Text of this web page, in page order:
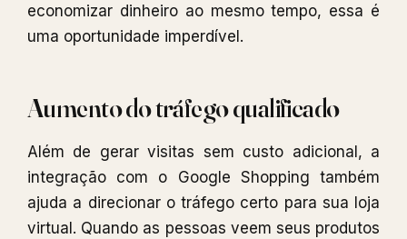
economizar dinheiro ao mesmo tempo, essa é
uma oportunidade imperdível.
Aumento do tráfego qualificado
Além de gerar visitas sem custo adicional, a
integração com o Google Shopping também
ajuda a direcionar o tráfego certo para sua loja
virtual. Quando as pessoas veem seus produtos